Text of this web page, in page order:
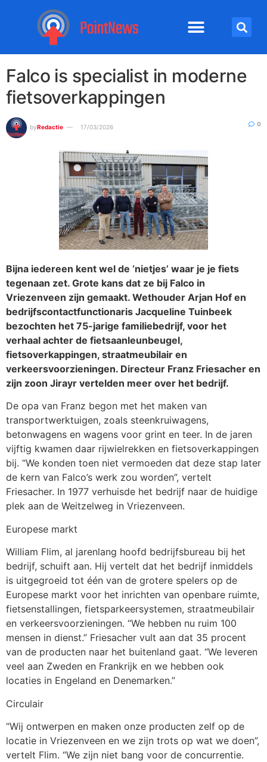
Falco is specialist in moderne
fietsoverkappingen
byRedactie 17/03/2026 0
Bijna iedereen kent wel de ‘nietjes’ waar je je fiets
tegenaan zet. Grote kans dat ze bij Falco in
Vriezenveen zijn gemaakt. Wethouder Arjan Hof en
bedrijfscontactfunctionaris Jacqueline Tuinbeek
bezochten het 75-jarige familiebedrijf, voor het
verhaal achter de fietsaanleunbeugel,
fietsoverkappingen, straatmeubilair en
verkeersvoorzieningen. Directeur Franz Friesacher en
zijn zoon Jirayr vertelden meer over het bedrijf.
De opa van Franz begon met het maken van
transportwerktuigen, zoals steenkruiwagens,
betonwagens en wagens voor grint en teer. In de jaren
vijftig kwamen daar rijwielrekken en fietsoverkappingen
bij. “We konden toen niet vermoeden dat deze stap later
de kern van Falco’s werk zou worden”, vertelt
Friesacher. In 1977 verhuisde het bedrijf naar de huidige
plek aan de Weitzelweg in Vriezenveen.
Europese markt
William Flim, al jarenlang hoofd bedrijfsbureau bij het
bedrijf, schuift aan. Hij vertelt dat het bedrijf inmiddels
is uitgegroeid tot één van de grotere spelers op de
Europese markt voor het inrichten van openbare ruimte,
fietsenstallingen, fietsparkeersystemen, straatmeubilair
en verkeersvoorzieningen. “We hebben nu ruim 100
mensen in dienst.” Friesacher vult aan dat 35 procent
van de producten naar het buitenland gaat. “We leveren
veel aan Zweden en Frankrijk en we hebben ook
locaties in Engeland en Denemarken.”
Circulair
“Wij ontwerpen en maken onze producten zelf op de
locatie in Vriezenveen en we zijn trots op wat we doen”,
vertelt Flim. “We zijn niet bang voor de concurrentie.